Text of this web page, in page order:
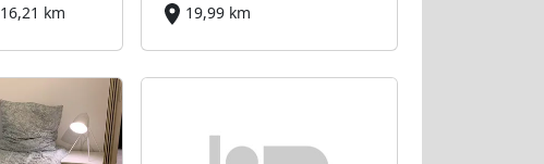
16,21 km
19,99 km